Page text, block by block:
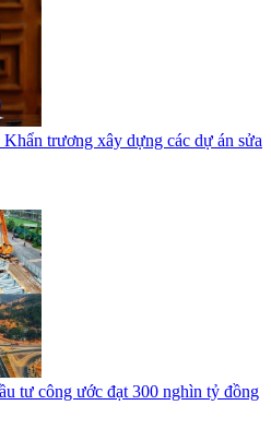
trương xây dựng các dự án sửa
tư công ước đạt 300 nghìn tỷ đồng